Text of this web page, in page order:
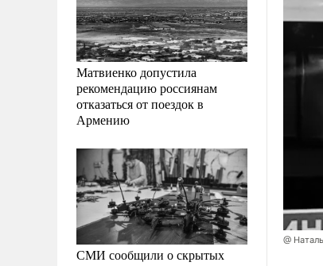
Матвиенко допустила
рекомендацию россиянам
отказаться от поездок в
Армению
СМИ сообщили о скрытых
@